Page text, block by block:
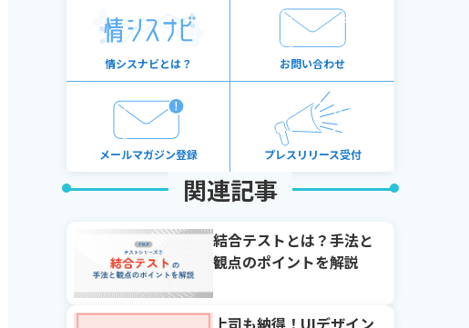
情シスナビとは？ お問い合わせ
メールマガジン登録 プレスリリース受付
関連記事
結合テストとは？手法と
観点のポイントを解説
上司も納得！UIデザイン